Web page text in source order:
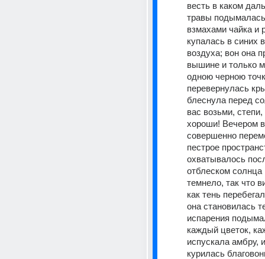
весть в каком
травы
взмахами чайка и
купалась в синих
воздуха; вон она
вышине и только
одною черною
перевернулась
блеснула перед
вас возьми,
хороши! Вечером
совершенно
пестрое
охватывалось
отблеском солнца
темнело, так что
как тень
она становилась
испарения
каждый цветок,
испускала амбру,
курилась